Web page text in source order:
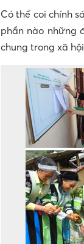
Có thể coi chính
phần nào những
chung trong xã